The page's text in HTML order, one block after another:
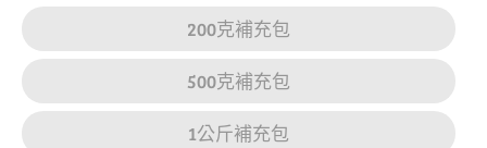
200克補充包
500克補充包
1公斤補充包